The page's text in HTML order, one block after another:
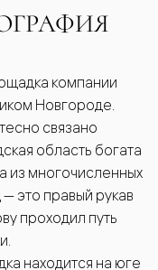
компании
Новгороде.
связано
область богата
из многочисленных
это правый рукав
проходил путь
находится на юге